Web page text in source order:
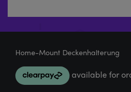
Home-Mount Deckenhalterung